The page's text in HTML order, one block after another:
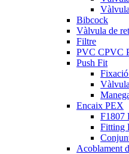
Bibcock
Vàlvula de
Filtre
PVC CPVC
Push Fit
Encaix PEX
F1807
Fitting
Acoblament